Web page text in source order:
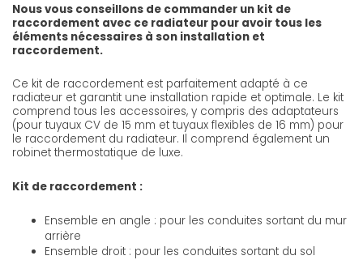
Nous vous conseillons de commander un kit de
raccordement avec ce radiateur pour avoir tous les
éléments nécessaires à son installation et
raccordement.
Ce kit de raccordement est parfaitement adapté à ce
radiateur et garantit une installation rapide et optimale. Le kit
comprend tous les accessoires, y compris des adaptateurs
(pour tuyaux CV de 15 mm et tuyaux flexibles de 16 mm) pour
le raccordement du radiateur. Il comprend également un
robinet thermostatique de luxe.
Kit de raccordement :
Ensemble en angle : pour les conduites sortant du mur
arrière
Ensemble droit : pour les conduites sortant du sol